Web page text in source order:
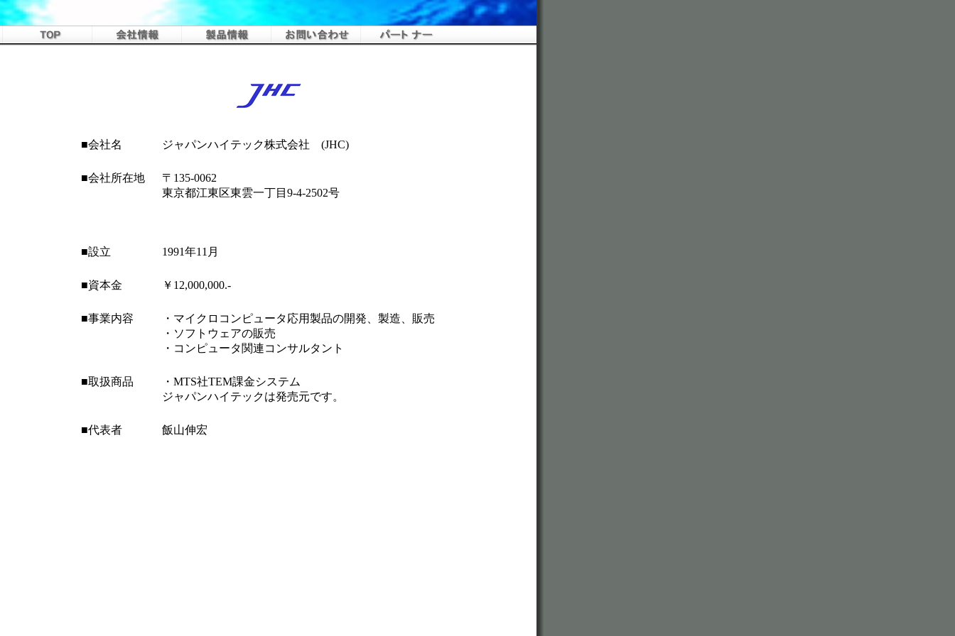
■会社名 ジャパンハイテック株式会社 (JHC)
■会社所在地
〒135-0062
東京都江東区東雲一丁目9-4-2502号
■設立 1991年11月
■資本金 ￥12,000,000.-
■事業内容
・マイクロコンピュータ応用製品の開発、製造、販売
・ソフトウェアの販売
・コンピュータ関連コンサルタント
■取扱商品
・MTS社TEM課金システム
ジャパンハイテックは発売元です。
■代表者 飯山伸宏